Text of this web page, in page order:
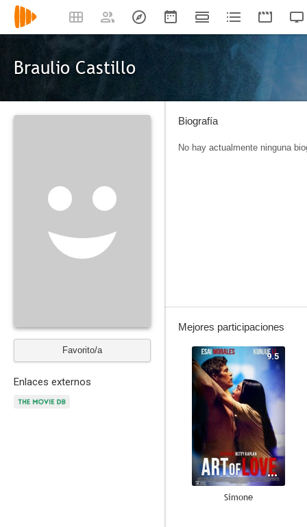
Braulio Castillo
Favorito/a
Enlaces externos
Biografía
No hay actualmente ninguna
Mejores participaciones
9.5
Simone